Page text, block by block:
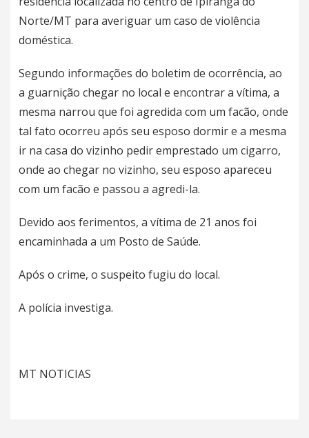
Norte/MT para averiguar um caso de violência
doméstica.
Segundo informações do boletim de ocorrência, ao
a guarnição chegar no local e encontrar a vítima, a
mesma narrou que foi agredida com um facão, onde
tal fato ocorreu após seu esposo dormir e a mesma
ir na casa do vizinho pedir emprestado um cigarro,
onde ao chegar no vizinho, seu esposo apareceu
com um facão e passou a agredi-la.
Devido aos ferimentos, a vítima de 21 anos foi
encaminhada a um Posto de Saúde.
Após o crime, o suspeito fugiu do local.
A polícia investiga.
MT NOTICIAS